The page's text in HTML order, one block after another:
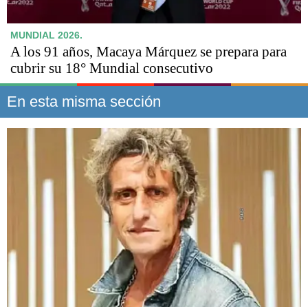
MUNDIAL 2026.
A los 91 años, Macaya Márquez se prepara para
cubrir su 18° Mundial consecutivo
En esta misma sección